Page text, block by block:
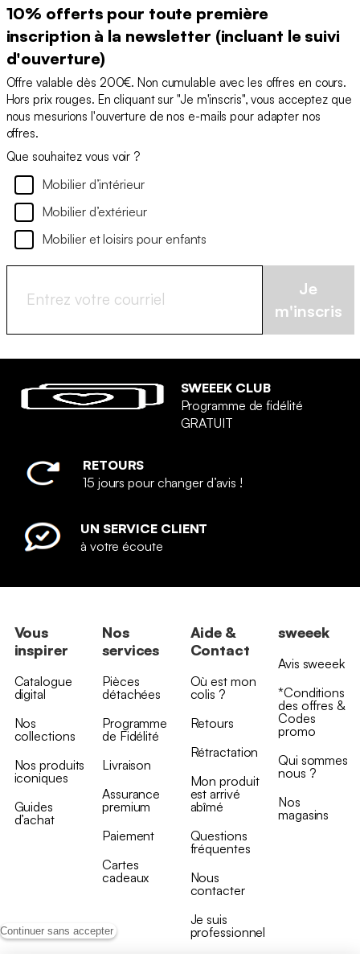
Continuer sans accepter
10% offerts pour toute première
inscription à la newsletter (incluant le suivi
d'ouverture)
Offre valable dès 200€. Non cumulable avec les offres en cours.
Hors prix rouges. En cliquant sur "Je m'inscris", vous acceptez que
nous mesurions l'ouverture de nos e-mails pour adapter nos
offres.
Que souhaitez vous voir ?
Mobilier d’intérieur
Mobilier d’extérieur
Mobilier et loisirs pour enfants
Je
m'inscris
SWEEEK CLUB
Programme de fidélité
GRATUIT
RETOURS
15 jours pour changer d’avis !
UN SERVICE CLIENT
à votre écoute
Vous
inspirer
Catalogue
digital
Nos
collections
Nos produits
iconiques
Guides
d’achat
Nos
services
Pièces
détachées
Programme
de Fidélité
Livraison
Assurance
premium
Paiement
Cartes
cadeaux
Aide &
Contact
Où est mon
colis ?
Retours
Rétractation
Mon produit
est arrivé
abîmé
Questions
fréquentes
Nous
contacter
Je suis
professionnel
sweeek
Avis sweeek
*Conditions
des offres &
Codes
promo
Qui sommes
nous ?
Nos
magasins